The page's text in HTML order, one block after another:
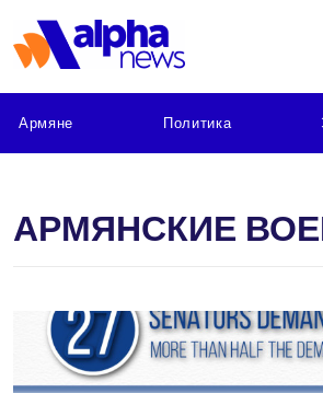
Армяне Политика
АРМЯНСКИЕ